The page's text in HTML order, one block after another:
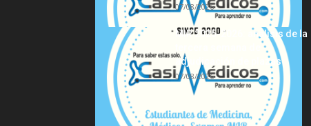
07/08/2026
MIR 2025-2026: análisis de la
adjudicación de plazas
07/08/2026
La información proporcionada en